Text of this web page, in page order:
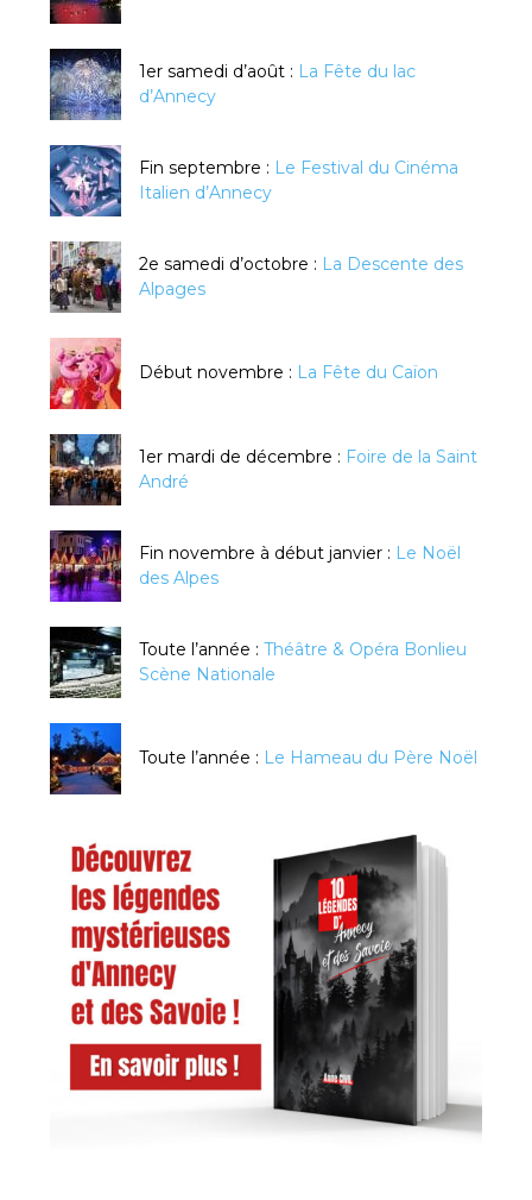
1er samedi d’août : La Fête du lac
d’Annecy
Fin septembre : Le Festival du Cinéma
Italien d’Annecy
2e samedi d’octobre : La Descente des
Alpages
Début novembre : La Fête du Caïon
1er mardi de décembre : Foire de la Saint
André
Fin novembre à début janvier : Le Noël
des Alpes
Toute l’année : Théâtre & Opéra Bonlieu
Scène Nationale
Toute l’année : Le Hameau du Père Noël